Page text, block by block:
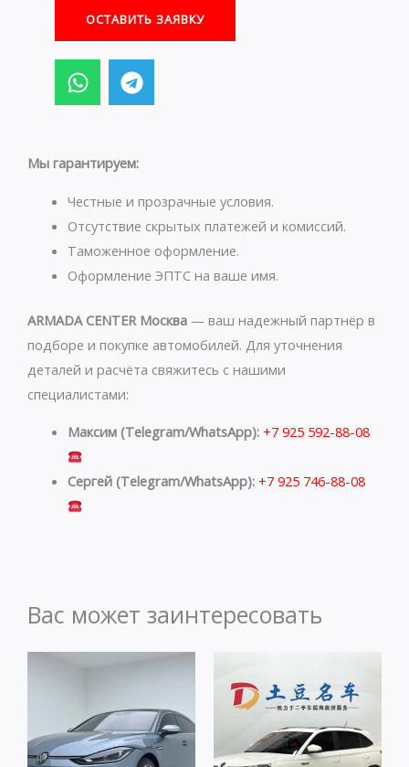
ОСТАВИТЬ ЗАЯВКУ
W
h
a
s
p
p
T
e
l
g
a
m
Мы гарантируем:
Честные и прозрачные условия.
Отсутствие скрытых платежей и комиссий.
Таможенное оформление.
Оформление ЭПТС на ваше имя.
ARMADA CENTER Москва — ваш надежный партнёр в
подборе и покупке автомобилей. Для уточнения
деталей и расчёта свяжитесь с нашими
специалистами:
Максим (Telegram/WhatsApp): +7 925 592-88-08
Сергей (Telegram/WhatsApp): +7 925 746-88-08
Вас может заинтересовать